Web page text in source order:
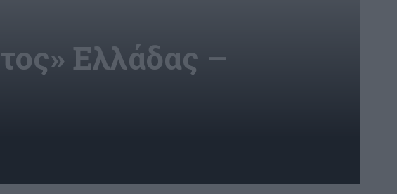
Ελλάδας –